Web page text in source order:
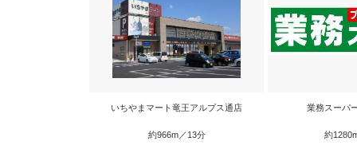
いちやまマート竜王アルプス通店
約966m／13分
業務スーパ
約